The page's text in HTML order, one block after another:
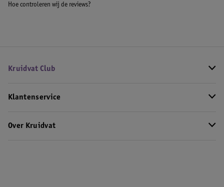
Hoe controleren wij de reviews?
Kruidvat Club
Klantenservice
Over Kruidvat